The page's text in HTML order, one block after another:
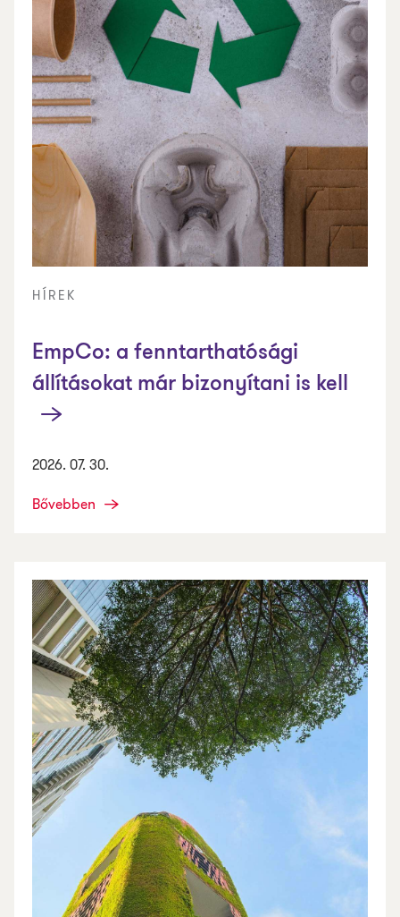
HÍREK
EmpCo: a fenntarthatósági
állításokat már bizonyítani is kell
2026. 07. 30.
Bővebben